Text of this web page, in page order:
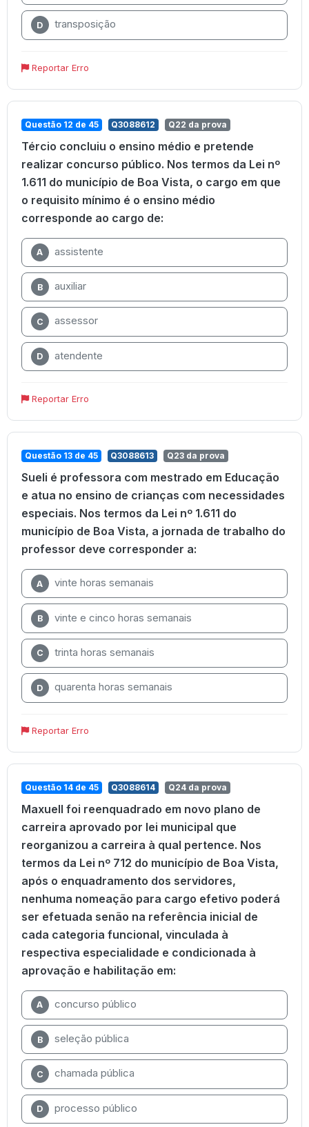
D transposição
Reportar Erro
Questão 12 de 45 Q3088612 Q22 da prova
Tércio concluiu o ensino médio e pretende
realizar concurso público. Nos termos da Lei nº
1.611 do município de Boa Vista, o cargo em que
o requisito mínimo é o ensino médio
corresponde ao cargo de:
A assistente
B auxiliar
C assessor
D atendente
Reportar Erro
Questão 13 de 45 Q3088613 Q23 da prova
Sueli é professora com mestrado em Educação
e atua no ensino de crianças com necessidades
especiais. Nos termos da Lei nº 1.611 do
município de Boa Vista, a jornada de trabalho do
professor deve corresponder a:
A vinte horas semanais
B vinte e cinco horas semanais
C trinta horas semanais
D quarenta horas semanais
Reportar Erro
Questão 14 de 45 Q3088614 Q24 da prova
Maxuell foi reenquadrado em novo plano de
carreira aprovado por lei municipal que
reorganizou a carreira à qual pertence. Nos
termos da Lei nº 712 do município de Boa Vista,
após o enquadramento dos servidores,
nenhuma nomeação para cargo efetivo poderá
ser efetuada senão na referência inicial de
cada categoria funcional, vinculada à
respectiva especialidade e condicionada à
aprovação e habilitação em:
A concurso público
B seleção pública
C chamada pública
D processo público